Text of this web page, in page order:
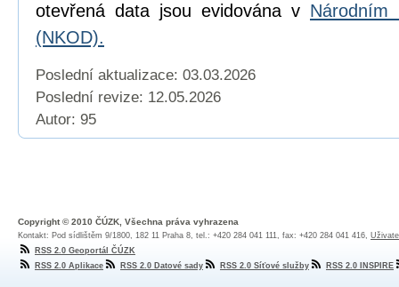
otevřená data jsou evidována v Národním
(NKOD).
Poslední aktualizace: 03.03.2026
Poslední revize: 12.05.2026
Autor: 95
Copyright © 2010 ČÚZK, Všechna práva vyhrazena
Kontakt: Pod sídlištěm 9/1800, 182 11 Praha 8, tel.: +420 284 041 111, fax: +420 284 041 416,
RSS 2.0 Geoportál ČÚZK
RSS 2.0 Aplikace
RSS 2.0 Datové sady RSS 2.0 Síťové služby RSS 2.0 INSPIRE